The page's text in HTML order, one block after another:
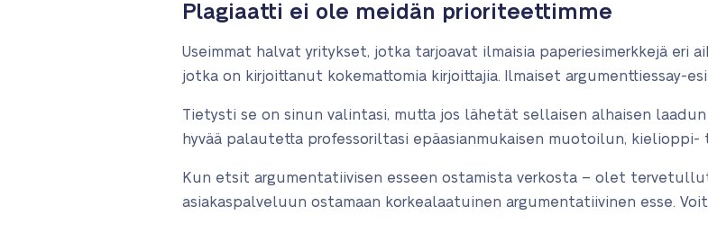
Plagiaatti ei ole meidän prioriteettimme
Useimmat halvat yritykset, jotka tarjoavat ilmaisia paperiesimerkkejä eri
jotka on kirjoittanut kokemattomia kirjoittajia. Ilmaiset argumenttiessay-
Tietysti se on sinun valintasi, mutta jos lähetät sellaisen alhaisen
hyvää palautetta professoriltasi epäasianmukaisen muotoilun,
Kun etsit argumentatiivisen esseen ostamista verkosta – olet
asiakaspalveluun ostamaan korkealaatuinen argumentatiivinen esse.